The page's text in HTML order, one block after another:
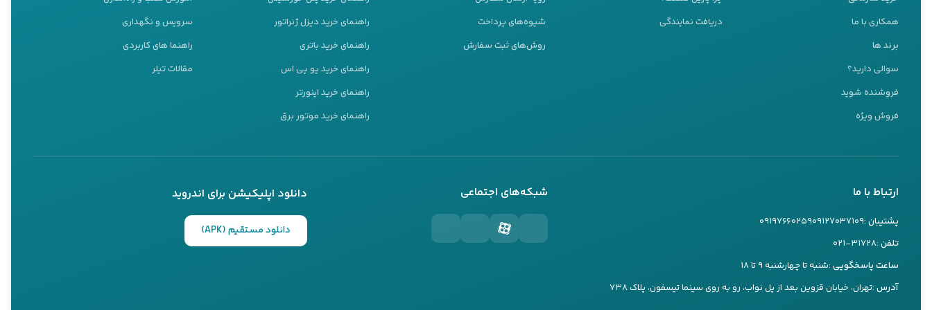
همکاری با ما
برند ها
سوالی دارید؟
فروشنده شوید
فروش ویژه
دریافت نمایندگی
شیوه‌های پرداخت
روش‌های ثبت سفارش
راهنمای خرید دیزل ژنراتور
راهنمای خرید باتری
راهنمای خرید یو پی اس
راهنمای خرید اینورتر
راهنمای خرید موتور برق
سرویس و نگهداری
راهنما های کاربردی
مقالات تیلر
ارتباط با ما
پشتیبان :۰۹۱۲۷۰۳۷۱۰۹۰۹۱۹۷۶۶۰۲۵۹
تلفن :۰۲۱-۳۱۷۲۸
ساعت پاسخگویی :شنبه تا چهارشنبه ۹ تا ۱۸
آدرس :تهران، خیابان قزوین بعد از پل نواب، رو به روی سینما تیسفون، پلاک ۷۳۸
شبکه‌های اجتماعی دانلود اپلیکیشن برای اندروید
دانلود مستقیم (APK)
پشتیبانی 24 ساعته
ما اینجا هستیم تا به شما کمک کنیم
تیم پشتیبانی ما آماده پاسخگویی به سوالات شماست
کارشناس ۱
تماس تلفنی بله
کارشناس ۲
تماس تلفنی
09197660249